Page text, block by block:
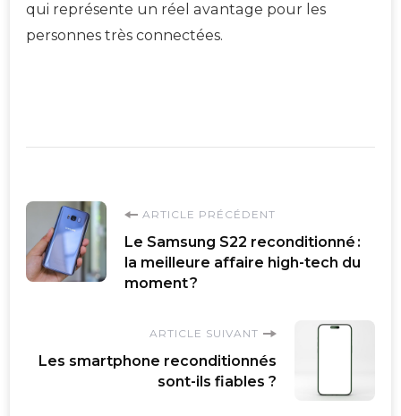
qui représente un réel avantage pour les
personnes très connectées.
Navigation
d'article
ARTICLE PRÉCÉDENT
Le Samsung S22 reconditionné :
la meilleure affaire high-tech du
moment ?
ARTICLE SUIVANT
Les smartphone reconditionnés
sont-ils fiables ?